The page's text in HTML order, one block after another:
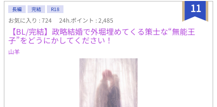
の事件、俺たちで解決するぞ。それまで、貴様は俺と相部屋だ」
「きょ、拒否権は……？」 不愛想で冷たく、黒いうわさが絶えな
いディオンはなぜか次第に過保護になっていき……？ 人を寄せ付
けない氷狼王子×胃弱引きこもり公爵令息の胃薬必須の学園ファ
ンタジー!! ※ライトBLです。 ※毎日0：00更新です。 ※カクヨム
のほうにも掲載しております。
11
長編 完結 R18
お気に入り : 724 24h.ポイント : 2,485
【BL/完結】政略結婚で外堀埋めてくる策士な“無能王
子”をどうにかしてください！
山羊